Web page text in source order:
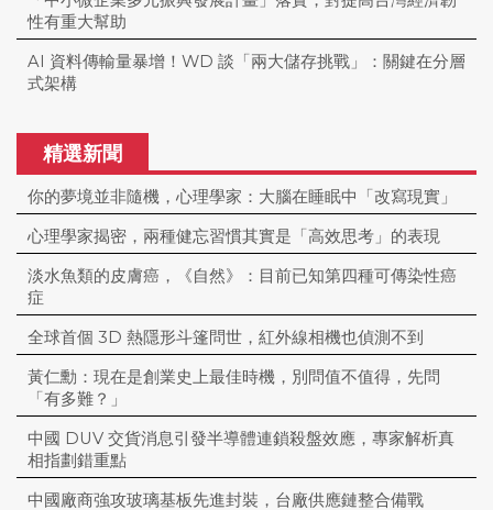
性有重大幫助
AI 資料傳輸量暴增！WD 談「兩大儲存挑戰」：關鍵在分層
式架構
精選新聞
你的夢境並非隨機，心理學家：大腦在睡眠中「改寫現實」
心理學家揭密，兩種健忘習慣其實是「高效思考」的表現
淡水魚類的皮膚癌，《自然》：目前已知第四種可傳染性癌
症
全球首個 3D 熱隱形斗篷問世，紅外線相機也偵測不到
黃仁勳：現在是創業史上最佳時機，別問值不值得，先問
「有多難？」
中國 DUV 交貨消息引發半導體連鎖殺盤效應，專家解析真
相指劃錯重點
中國廠商強攻玻璃基板先進封裝，台廠供應鏈整合備戰